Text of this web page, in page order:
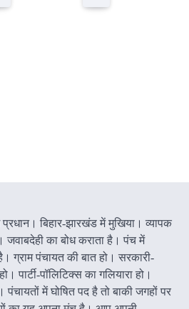
प्रधान। बिहार-झारखंड में मुखिया। व्यापक
का बोध कराता है। पंच में
ग्राम पंचायत की बात हो। सरकारी-
पार्टी-पॉलिटिक्स का गलियारा हो।
में घोषित पद है तो बाकी जगहों पर